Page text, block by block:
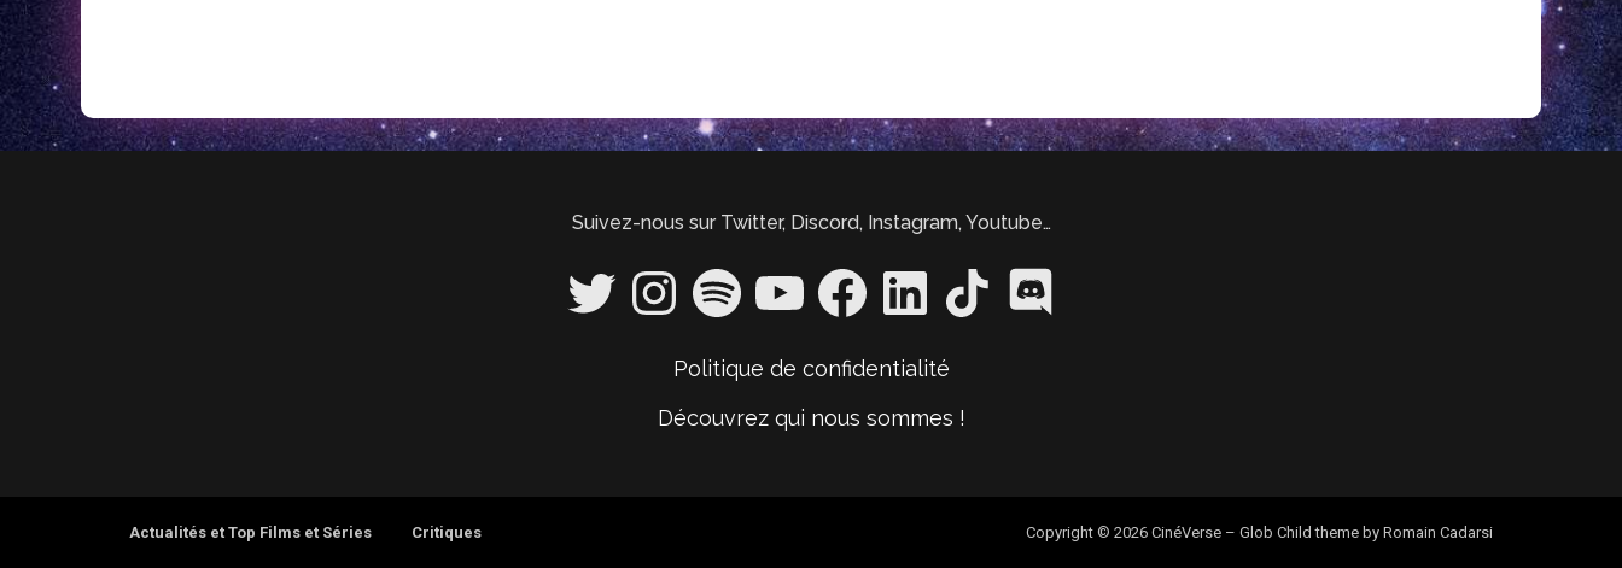
Suivez-nous sur Twitter, Discord, Instagram, Youtube…
Politique de confidentialité
Découvrez qui nous sommes !
Actualités et Top Films et Séries Critiques Copyright © 2026 CinéVerse – Glob Child theme by Romain Cadarsi